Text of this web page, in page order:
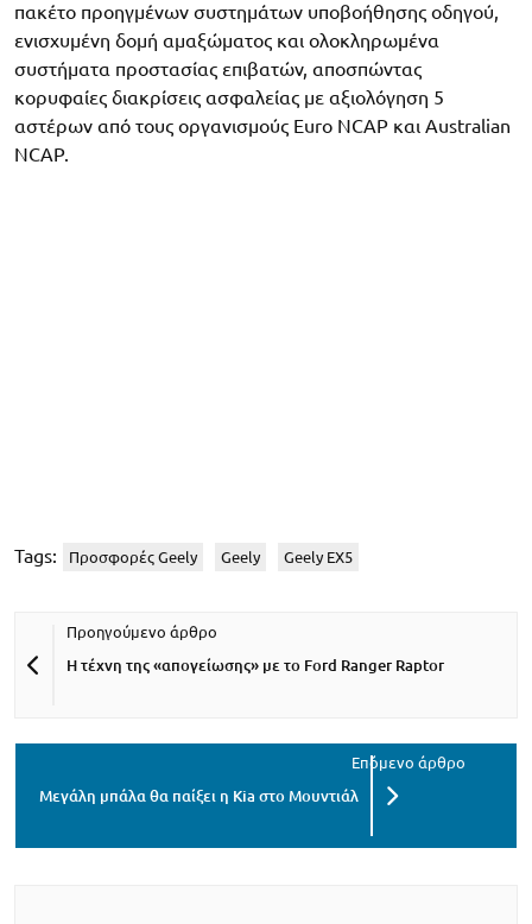
πακέτο προηγμένων συστημάτων υποβοήθησης οδηγού,
ενισχυμένη δομή αμαξώματος και ολοκληρωμένα
συστήματα προστασίας επιβατών, αποσπώντας
κορυφαίες διακρίσεις ασφαλείας με αξιολόγηση 5
αστέρων από τους οργανισμούς Euro NCAP και Australian
NCAP.
Tags: Προσφορές Geely Geely Geely EX5
Η τέχνη της «απογείωσης» με το Ford Ranger Raptor
Μεγάλη μπάλα θα παίξει η Kia στο Μουντιάλ